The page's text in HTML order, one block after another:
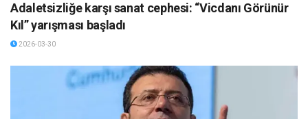
Adaletsizliğe karşı sanat cephesi: “Vicdanı Görünür
Kıl” yarışması başladı
2026-03-30